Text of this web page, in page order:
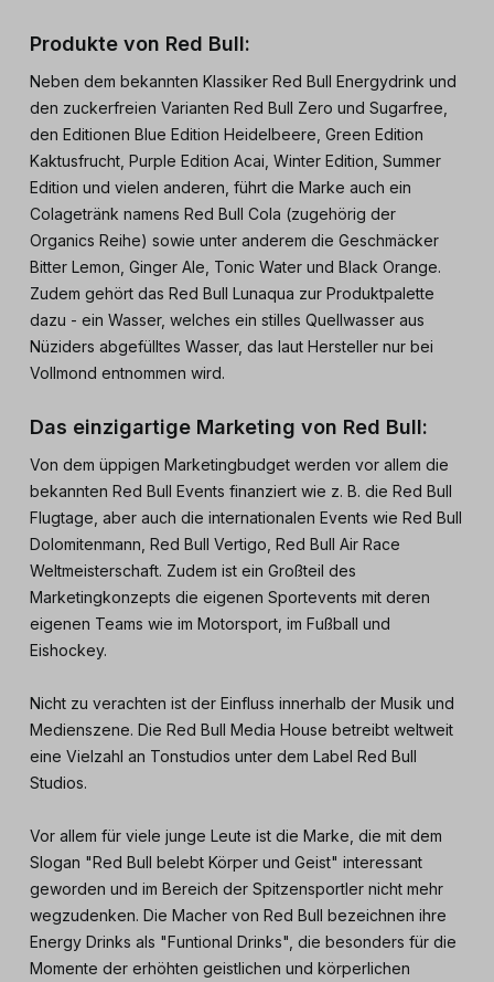
Produkte von Red Bull:
Neben dem bekannten Klassiker Red Bull Energydrink und
den zuckerfreien Varianten Red Bull Zero und Sugarfree,
den Editionen Blue Edition Heidelbeere, Green Edition
Kaktusfrucht, Purple Edition Acai, Winter Edition, Summer
Edition und vielen anderen, führt die Marke auch ein
Colagetränk namens Red Bull Cola (zugehörig der
Organics Reihe) sowie unter anderem die Geschmäcker
Bitter Lemon, Ginger Ale, Tonic Water und Black Orange.
Zudem gehört das Red Bull Lunaqua zur Produktpalette
dazu - ein Wasser, welches ein stilles Quellwasser aus
Nüziders abgefülltes Wasser, das laut Hersteller nur bei
Vollmond entnommen wird.
Das einzigartige Marketing von Red Bull:
Von dem üppigen Marketingbudget werden vor allem die
bekannten Red Bull Events finanziert wie z. B. die Red Bull
Flugtage, aber auch die internationalen Events wie Red Bull
Dolomitenmann, Red Bull Vertigo, Red Bull Air Race
Weltmeisterschaft. Zudem ist ein Großteil des
Marketingkonzepts die eigenen Sportevents mit deren
eigenen Teams wie im Motorsport, im Fußball und
Eishockey.
Nicht zu verachten ist der Einfluss innerhalb der Musik und
Medienszene. Die Red Bull Media House betreibt weltweit
eine Vielzahl an Tonstudios unter dem Label Red Bull
Studios.
Vor allem für viele junge Leute ist die Marke, die mit dem
Slogan "Red Bull belebt Körper und Geist" interessant
geworden und im Bereich der Spitzensportler nicht mehr
wegzudenken. Die Macher von Red Bull bezeichnen ihre
Energy Drinks als "Funtional Drinks", die besonders für die
Momente der erhöhten geistlichen und körperlichen